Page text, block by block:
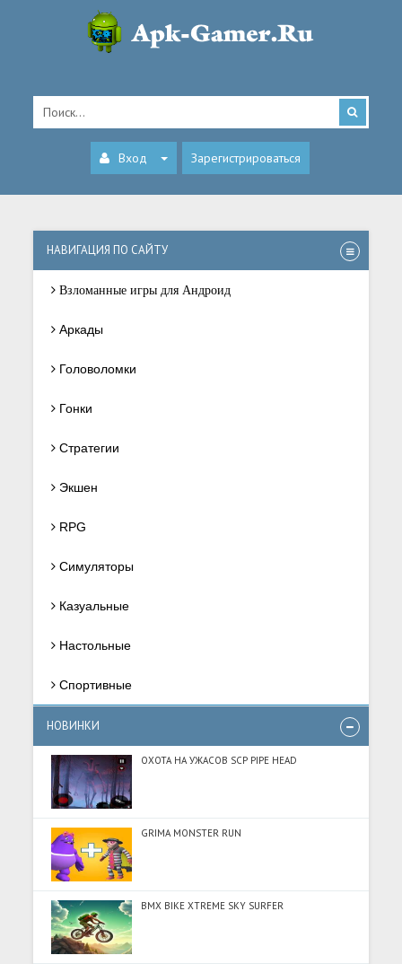
Вход Зарегистрироваться
НАВИГАЦИЯ ПО САЙТУ
Взломанные игры для Андроид
Аркады
Головоломки
Гонки
Стратегии
Экшен
RPG
Симуляторы
Казуальные
Настольные
Спортивные
НОВИНКИ
ОХОТА НА УЖАСОВ SCP PIPE HEAD
GRIMA MONSTER RUN
BMX BIKE XTREME SKY SURFER